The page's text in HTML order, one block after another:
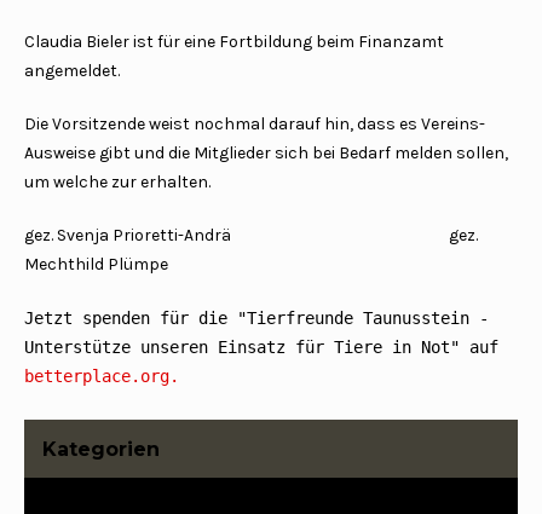
Claudia Bieler ist für eine Fortbildung beim Finanzamt
angemeldet.
Die Vorsitzende weist nochmal darauf hin, dass es Vereins-
Ausweise gibt und die Mitglieder sich bei Bedarf melden sollen,
um welche zur erhalten.
gez. Svenja Prioretti-Andrä gez.
Mechthild Plümpe
Jetzt spenden für die "Tierfreunde Taunusstein -
betterplace.org.
Kategorien